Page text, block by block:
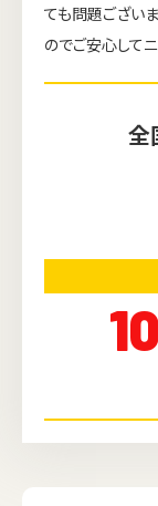
ても問題ござい
のでご安心して
全